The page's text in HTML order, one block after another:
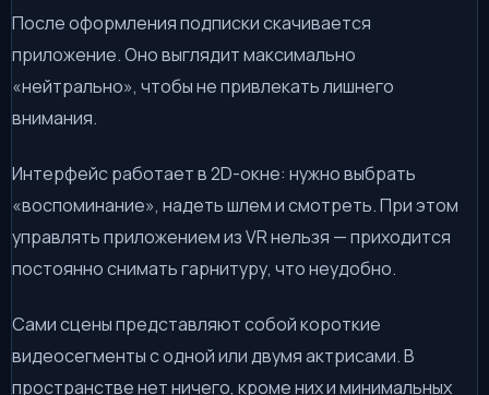
После оформления подписки скачивается
приложение. Оно выглядит максимально
«нейтрально», чтобы не привлекать лишнего
внимания.
Интерфейс работает в 2D-окне: нужно выбрать
«воспоминание», надеть шлем и смотреть. При этом
управлять приложением из VR нельзя — приходится
постоянно снимать гарнитуру, что неудобно.
Сами сцены представляют собой короткие
видеосегменты с одной или двумя актрисами. В
пространстве нет ничего, кроме них и минимальных